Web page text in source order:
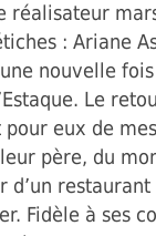
réalisateur
: Ariane
nouvelle
Le
eux de
père, du
d’un
Fidèle à ses